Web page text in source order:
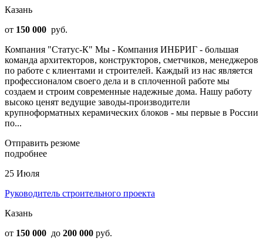
Казань
от 150 000 руб.
Компания "Статус-К" Мы - Компания ИНБРИГ - большая
команда архитекторов, конструкторов, сметчиков, менеджеров
по работе с клиентами и строителей. Каждый из нас является
профессионалом своего дела и в сплоченной работе мы
создаем и строим современные надежные дома. Нашу работу
высоко ценят ведущие заводы-производители
крупноформатных керамических блоков - мы первые в России
по...
Отправить резюме
подробнее
25 Июля
Руководитель строительного проекта
Казань
от 150 000 до 200 000 руб.